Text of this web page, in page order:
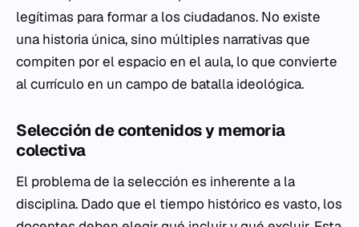
legítimas para formar a los ciudadanos. No existe
una historia única, sino múltiples narrativas que
compiten por el espacio en el aula, lo que convierte
al currículo en un campo de batalla ideológica.
Selección de contenidos y memoria
colectiva
El problema de la selección es inherente a la
disciplina. Dado que el tiempo histórico es vasto, los